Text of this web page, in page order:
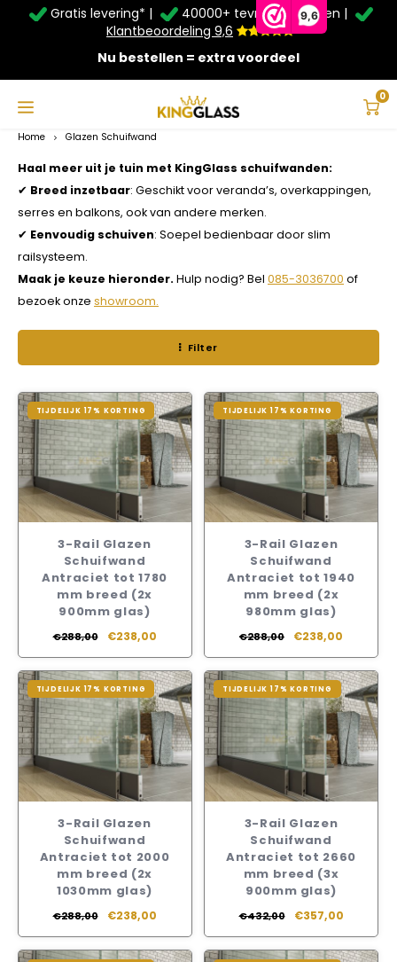
9,6
Service & Contact
Bezorging
Afhalen
Montage
Garantie
Veelgestelde vragen
Taal
Nederlands
Deutsch
Gratis levering* |
40000+ tevreden klanten |
Klantbeoordeling 9,6
Nu bestellen = extra voordeel
0
Zomer Deals: Tot 20% kortingop schuifwanden en
veranda's +€20extra kassa korting*
Home Glazen Schuifwand
Haal meer uit je tuin met KingGlass schuifwanden:
✔ Breed inzetbaar: Geschikt voor veranda’s, overkappingen,
serres en balkons, ook van andere merken.
✔ Eenvoudig schuiven: Soepel bedienbaar door slim
railsysteem.
Maak je keuze hieronder. Hulp nodig? Bel 085-3036700 of
bezoek onze showroom.
Filter
TIJDELIJK 17% KORTING
3-Rail Glazen
Schuifwand
Antraciet tot 1780
mm breed (2x
900mm glas)
€288,00 €238,00
TIJDELIJK 17% KORTING
3-Rail Glazen
Schuifwand
Antraciet tot 1940
mm breed (2x
980mm glas)
€288,00 €238,00
TIJDELIJK 17% KORTING
3-Rail Glazen
Schuifwand
Antraciet tot 2000
mm breed (2x
1030mm glas)
€288,00 €238,00
TIJDELIJK 17% KORTING
3-Rail Glazen
Schuifwand
Antraciet tot 2660
mm breed (3x
900mm glas)
€432,00 €357,00